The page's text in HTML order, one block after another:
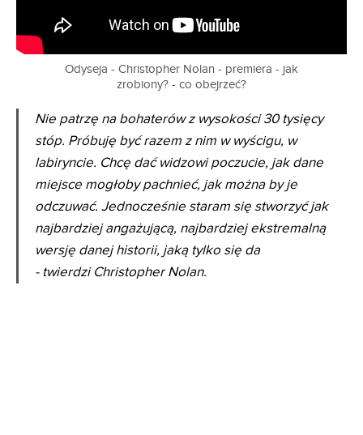
Odyseja - Christopher Nolan - premiera - jak
zrobiony? - co obejrzeć?
Nie patrzę na bohaterów z wysokości 30 tysięcy
stóp. Próbuję być razem z nim w wyścigu, w
labiryncie. Chcę dać widzowi poczucie, jak dane
miejsce mogłoby pachnieć, jak można by je
odczuwać. Jednocześnie staram się stworzyć jak
najbardziej angażującą, najbardziej ekstremalną
wersję danej historii, jaką tylko się da
- twierdzi Christopher Nolan.